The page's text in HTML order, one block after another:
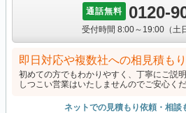
通話無料 0120-
受付時間 8:00～19:00（土
即日対応や複数社への相見積も
初めての方でもわかりやすく、丁寧にご説
しつこい営業はいたしませんのでご安心くだ
ネットでの見積もり依頼・相談